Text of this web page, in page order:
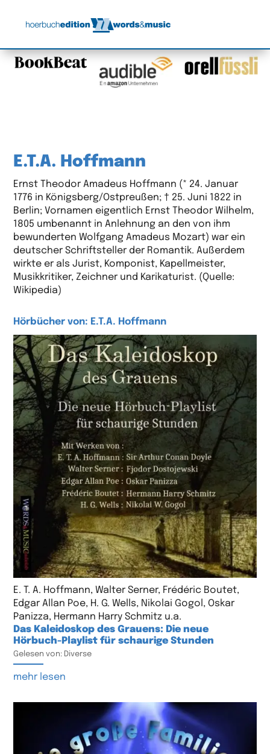
E.T.A. Hoffmann
Ernst Theodor Amadeus Hoffmann (* 24. Januar
1776 in Königsberg/Ostpreußen; † 25. Juni 1822 in
Berlin; Vornamen eigentlich Ernst Theodor Wilhelm,
1805 umbenannt in Anlehnung an den von ihm
bewunderten Wolfgang Amadeus Mozart) war ein
deutscher Schriftsteller der Romantik. Außerdem
wirkte er als Jurist, Komponist, Kapellmeister,
Musikkritiker, Zeichner und Karikaturist. (Quelle:
Wikipedia)
Hörbücher von: E.T.A. Hoffmann
E. T. A. Hoffmann, Walter Serner, Frédéric Boutet,
Edgar Allan Poe, H. G. Wells, Nikolai Gogol, Oskar
Panizza, Hermann Harry Schmitz u.a.
Das Kaleidoskop des Grauens: Die neue
Hörbuch-Playlist für schaurige Stunden
Gelesen von: Diverse
mehr lesen